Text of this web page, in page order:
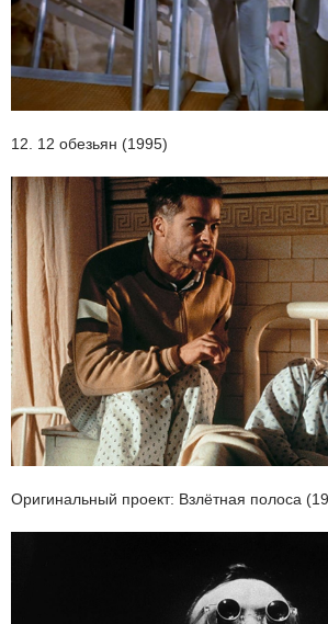
12. 12 обезьян (1995)
Оригинальный проект: Взлётная полоса